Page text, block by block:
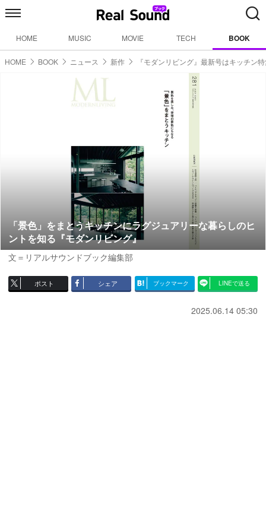
HOME MUSIC MOVIE TECH BOOK
HOME BOOK ニュース 新作 『モダンリビング』最新号はキッチン
「景色」をまとうキッチンにラグジュアリーな暮らしのヒ
ントを知る『モダンリビング』
文＝リアルサウンドブック編集部
ポスト シェア ブックマーク LINEで送る
2025.06.14 05:30